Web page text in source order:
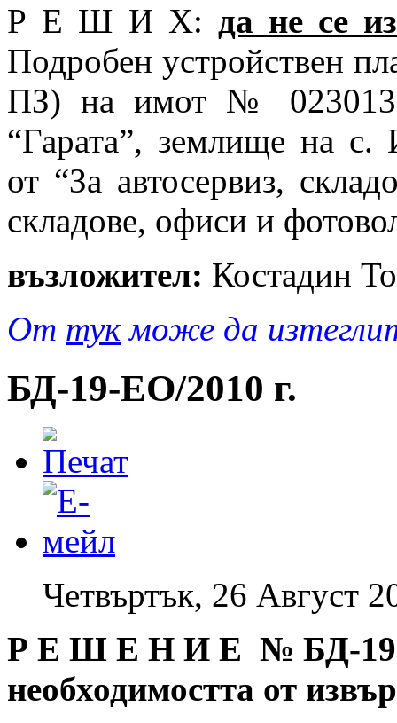
Р Е Ш И Х: да не се
Подробен устройствен
ПЗ) на имот № 023013
“Гарата”, землище на
от “За автосервиз,
складове, офиси и
възложител: Костадин
От тукможе да
БД-19-EO/2010 г.
Четвъртък, 26 Август
Р Е Ш Е Н И Е № БД-
необходимостта от